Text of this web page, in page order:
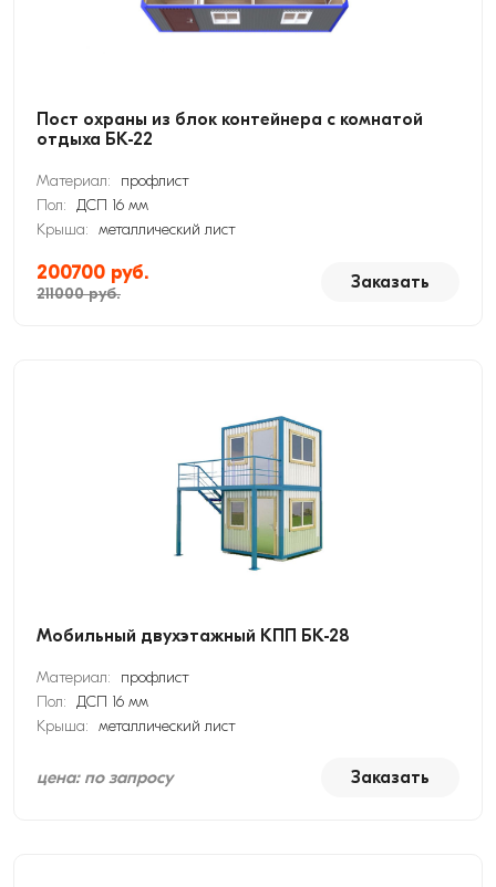
Пост охраны из блок контейнера с комнатой
отдыха БК-22
Материал:
профлист
Пол: ДСП 16 мм
Крыша: металлический лист
200700 руб.
211000 руб.
Заказать
Мобильный двухэтажный КПП БК-28
Материал:
профлист
Пол: ДСП 16 мм
Крыша: металлический лист
цена: по запросу Заказать